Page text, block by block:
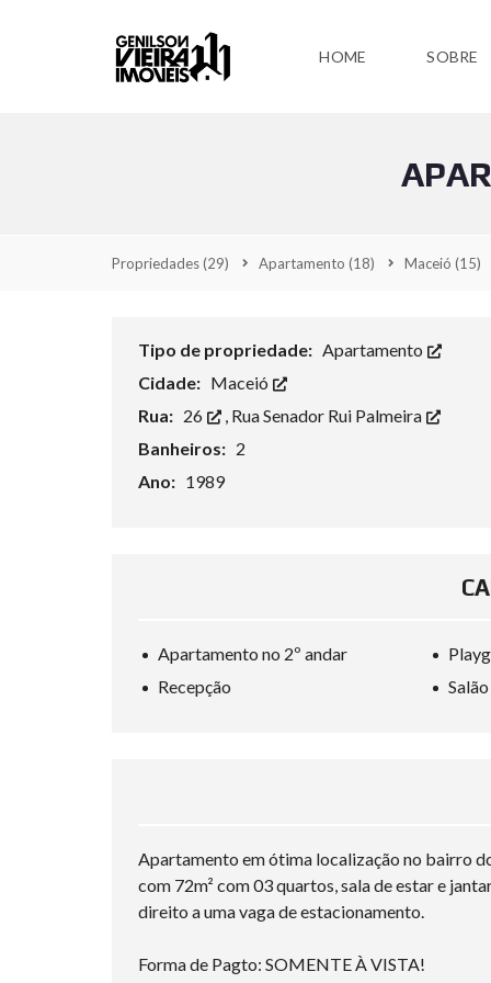
HOME SOBRE
Propriedades(29) Apartamento (18) Maceió (15)
Tipo de propriedade: Apartamento
Cidade: Maceió
Rua: 26 , Rua Senador Rui Palmeira
Banheiros: 2
Ano: 1989
Apartamento no 2º andar
Recepção
Apartamento em ótima localização no bairro
com 72m² com 03 quartos, sala de estar e
direito a uma vaga de estacionamento.
Forma de Pagto: SOMENTE À VISTA!